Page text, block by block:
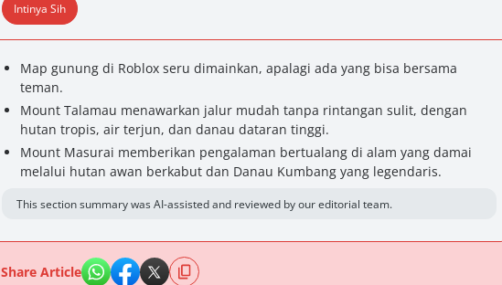
Intinya Sih
Map gunung di Roblox seru dimainkan, apalagi ada yang bisa bersama
teman.
Mount Talamau menawarkan jalur mudah tanpa rintangan sulit, dengan
hutan tropis, air terjun, dan danau dataran tinggi.
Mount Masurai memberikan pengalaman bertualang di alam yang damai
melalui hutan awan berkabut dan Danau Kumbang yang legendaris.
This section summary was AI-assisted and reviewed by our editorial team.
Share Article